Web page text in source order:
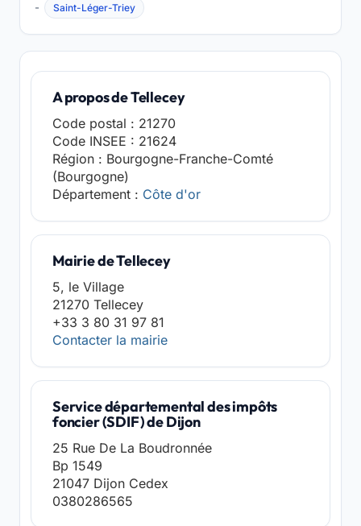
- Saint-Léger-Triey
A propos de Tellecey
Code postal : 21270
Code INSEE : 21624
Région : Bourgogne-Franche-Comté
(Bourgogne)
Département : Côte d'or
Mairie de Tellecey
5, le Village
21270 Tellecey
+33 3 80 31 97 81
Contacter la mairie
Service départemental des impôts
foncier (SDIF) de Dijon
25 Rue De La Boudronnée
Bp 1549
21047 Dijon Cedex
0380286565